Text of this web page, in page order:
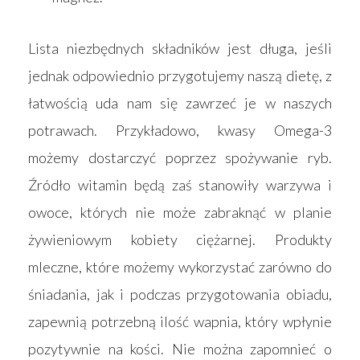
Lista niezbędnych składników jest długa, jeśli
jednak odpowiednio przygotujemy naszą dietę, z
łatwością uda nam się zawrzeć je w naszych
potrawach. Przykładowo, kwasy Omega-3
możemy dostarczyć poprzez spożywanie ryb.
Źródło witamin będą zaś stanowiły warzywa i
owoce, których nie może zabraknąć w planie
żywieniowym kobiety ciężarnej. Produkty
mleczne, które możemy wykorzystać zarówno do
śniadania, jak i podczas przygotowania obiadu,
zapewnią potrzebną ilość wapnia, który wpłynie
pozytywnie na kości. Nie można zapomnieć o